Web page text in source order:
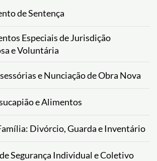
de Sentença
Especiais de Jurisdição
e Voluntária
e Nunciação de Obra Nova
e Alimentos
Divórcio, Guarda e Inventário
Segurança Individual e Coletivo